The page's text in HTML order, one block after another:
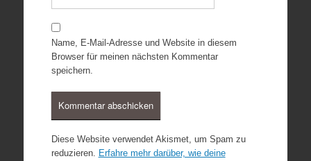
Name, E-Mail-Adresse und Website in diesem
Browser für meinen nächsten Kommentar
speichern.
Diese Website verwendet Akismet, um Spam zu
reduzieren. Erfahre mehr darüber, wie deine